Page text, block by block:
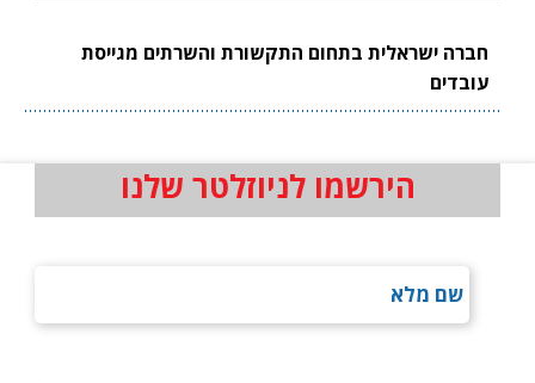
חברה ישראלית בתחום התקשורת והשרתים מגייסת
עובדים
הירשמו לניוזלטר שלנו